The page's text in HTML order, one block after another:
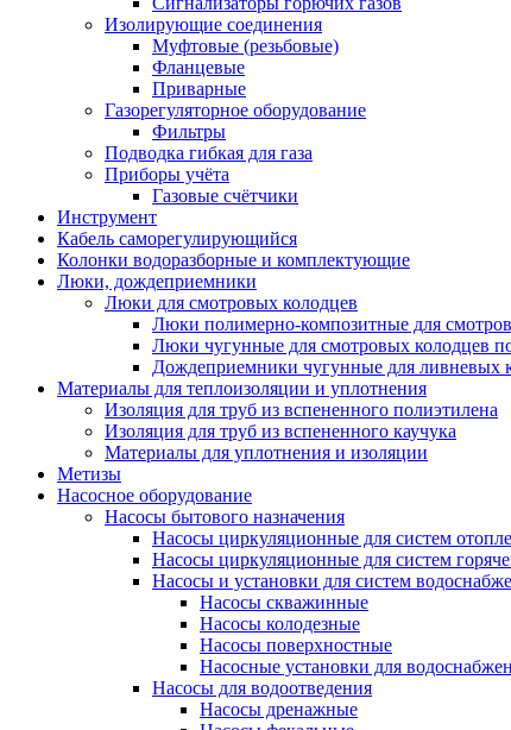
Изолирующие соединения
Муфтовые (резьбовые)
Фланцевые
Приварные
Газорегуляторное оборудование
Фильтры
Подводка гибкая для газа
Приборы учёта
Газовые счётчики
Инструмент
Кабель саморегулирующийся
Колонки водоразборные и комплектующие
Люки, дождеприемники
Люки для смотровых колодцев
Люки полимерно-композитные для
Люки чугунные для смотровых колодцев
Дождеприемники чугунные для ливневых
Материалы для теплоизоляции и уплотнения
Изоляция для труб из вспененного полиэтилена
Изоляция для труб из вспененного каучука
Материалы для уплотнения и изоляции
Метизы
Насосное оборудование
Насосы бытового назначения
Насосы циркуляционные для систем
Насосы циркуляционные для систем
Насосы и установки для систем
Насосы скважинные
Насосы колодезные
Насосы поверхностные
Насосные установки для
Насосы для водоотведения
Насосы дренажные